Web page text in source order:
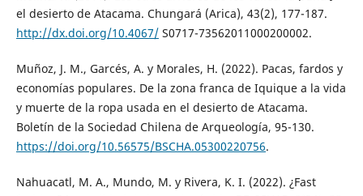
el desierto de Atacama. Chungará (Arica), 43(2), 177-187.
http://dx.doi.org/10.4067/S0717-73562011000200002.
Muñoz, J. M., Garcés, A. y Morales, H. (2022). Pacas, fardos y
economías populares. De la zona franca de Iquique a la vida
y muerte de la ropa usada en el desierto de Atacama.
Boletín de la Sociedad Chilena de Arqueología, 95-130.
https://doi.org/10.56575/BSCHA.05300220756.
Nahuacatl, M. A., Mundo, M. y Rivera, K. I. (2022). ¿Fast